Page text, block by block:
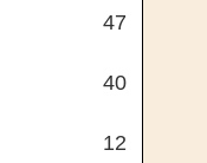
47
40
12